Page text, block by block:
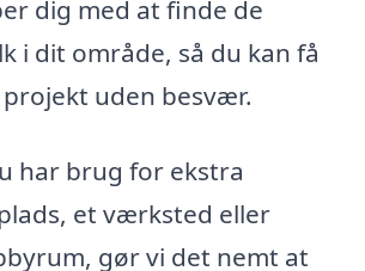
dig med at finde de
i dit område, så du kan få
uden besvær.
har brug for ekstra
et værksted eller
gør vi det nemt at